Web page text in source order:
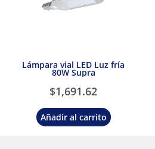
Lámpara vial LED Luz fría
80W Supra
$1,691.62
Añadir al carrito